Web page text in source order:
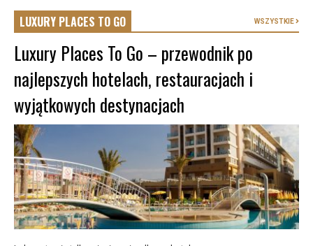
LUXURY PLACES TO GO WSZYSTKIE
Luxury Places To Go – przewodnik po
najlepszych hotelach, restauracjach i
wyjątkowych destynacjach